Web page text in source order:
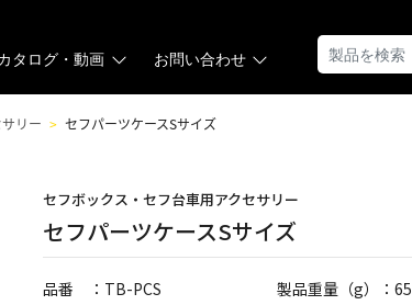
タログ・動画 お問い合わせ
リー セフパーツケースSサイズ
セフボックス・セフ台車用アクセサリー
セフパーツケースSサイズ
品番 ：TB-PCS
製品重量（g）：65